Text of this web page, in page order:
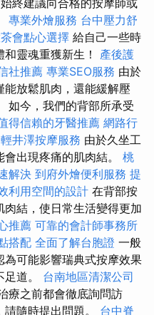
始終建議向合格的按摩師或
專業外燴服務 台中壓力舒
會點心選擇 給自己一些時
靈魂重獲新生！ 產後護
社推薦 專業SEO服務 由於
放鬆肌肉，還能緩解壓
如今，我們的背部所承受
得信賴的牙醫推薦 網路行
井澤按摩服務 由於久坐工
出現疼痛的肌肉結。 桃
解決 到府外燴便利服務 提
利用空間的設計 在背部按
結，使日常生活變得更加
推薦 可靠的會計師事務所
搭配 全面了解台胞證 一般
可能影響瑞典式按摩效果
道。 台南地區清潔公司
療之前都會徹底詢問訪
隨時提出問題。 台中脊